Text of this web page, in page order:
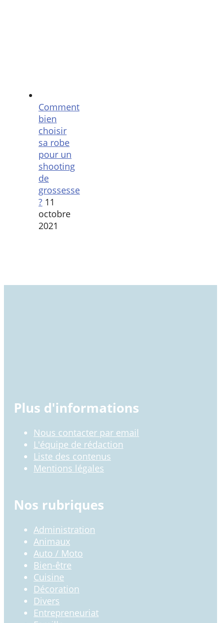
Comment
bien
choisir
sa robe
pour un
shooting
de
grossesse
? 11
octobre
2021
Plus d'informations
Nous contacter par email
L'équipe de rédaction
Liste des contenus
Mentions légales
Nos rubriques
Administration
Animaux
Auto / Moto
Bien-être
Cuisine
Décoration
Divers
Entrepreneuriat